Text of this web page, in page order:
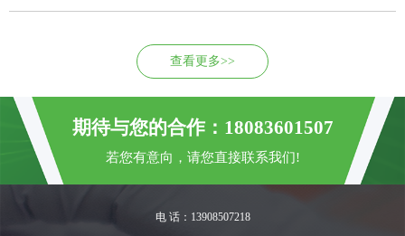
查看更多>>
期待与您的合作：18083601507
若您有意向，请您直接联系我们!
电 话：13908507218